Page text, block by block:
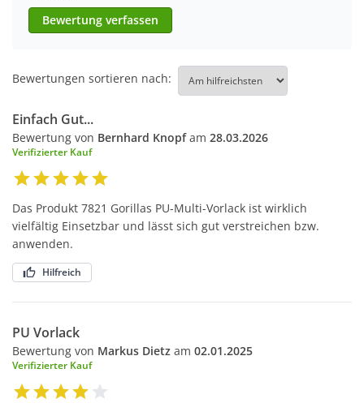
Bewertung verfassen
Bewertungen sortieren nach:
Einfach Gut...
Bewertung von Bernhard Knopfam 28.03.2026
Verifizierter Kauf
Das Produkt 7821 Gorillas PU-Multi-Vorlack ist wirklich
vielfältig Einsetzbar und lässt sich gut verstreichen bzw.
anwenden.
Hilfreich
PU Vorlack
Bewertung von Markus Dietz am 02.01.2025
Verifizierter Kauf